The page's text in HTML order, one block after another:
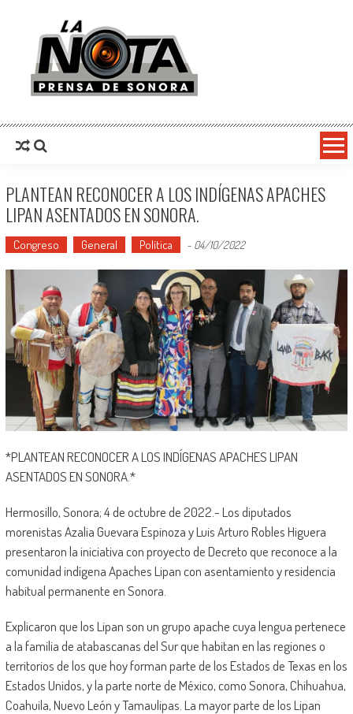
La Nota Prensa De Sonora
PLANTEAN RECONOCER A LOS INDÍGENAS APACHES
LIPAN ASENTADOS EN SONORA.
Congreso General Política - 04/10/2022
*PLANTEAN RECONOCER A LOS INDÍGENAS APACHES LIPAN
ASENTADOS EN SONORA.*
Hermosillo, Sonora; 4 de octubre de 2022.- Los diputados
morenistas Azalia Guevara Espinoza y Luis Arturo Robles Higuera
presentaron la iniciativa con proyecto de Decreto que reconoce a la
comunidad indígena Apaches Lipan con asentamiento y residencia
habitual permanente en Sonora.
Explicaron que los Lipan son un grupo apache cuya lengua pertenece
a la familia de atabascanas del Sur que habitan en las regiones o
territorios de los que hoy forman parte de los Estados de Texas en los
Estados Unidos, y la parte norte de México, como Sonora, Chihuahua,
Coahuila, Nuevo León y Tamaulipas. La mayor parte de los Lipan